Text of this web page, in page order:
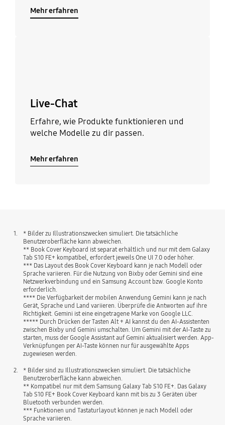
Mehr erfahren
Live-Chat
Erfahre, wie Produkte funktionieren und
welche Modelle zu dir passen.
Mehr erfahren
1.
* Bilder zu Illustrationszwecken simuliert. Die tatsächliche
Benutzeroberfläche kann abweichen.
** Book Cover Keyboard ist separat erhältlich und nur mit dem Galaxy
Tab S10 FE+ kompatibel, erfordert jeweils One UI 7.0 oder höher.
*** Das Layout des Book Cover Keyboard kann je nach Modell oder
Sprache variieren. Für die Nutzung von Bixby oder Gemini sind eine
Netzwerkverbindung und ein Samsung Account bzw. Google Konto
erforderlich.
**** Die Verfügbarkeit der mobilen Anwendung Gemini kann je nach
Gerät, Sprache und Land variieren. Überprüfe die Antworten auf ihre
Richtigkeit. Gemini ist eine eingetragene Marke von Google LLC.
***** Durch Drücken der Tasten Alt + AI kannst du den AI-Assistenten
zwischen Bixby und Gemini umschalten. Um Gemini mit der AI-Taste zu
starten, muss der Google Assistant auf Gemini aktualisiert werden. App-
Verknüpfungen per AI-Taste können nur für ausgewählte Apps
zugewiesen werden.
2.
* Bilder sind zu Illustrationszwecken simuliert. Die tatsächliche
Benutzeroberfläche kann abweichen.
** Kompatibel nur mit dem Samsung Galaxy Tab S10 FE+. Das Galaxy
Tab S10 FE+ Book Cover Keyboard kann mit bis zu 3 Geräten über
Bluetooth verbunden werden.
*** Funktionen und Tastaturlayout können je nach Modell oder
Sprache variieren.